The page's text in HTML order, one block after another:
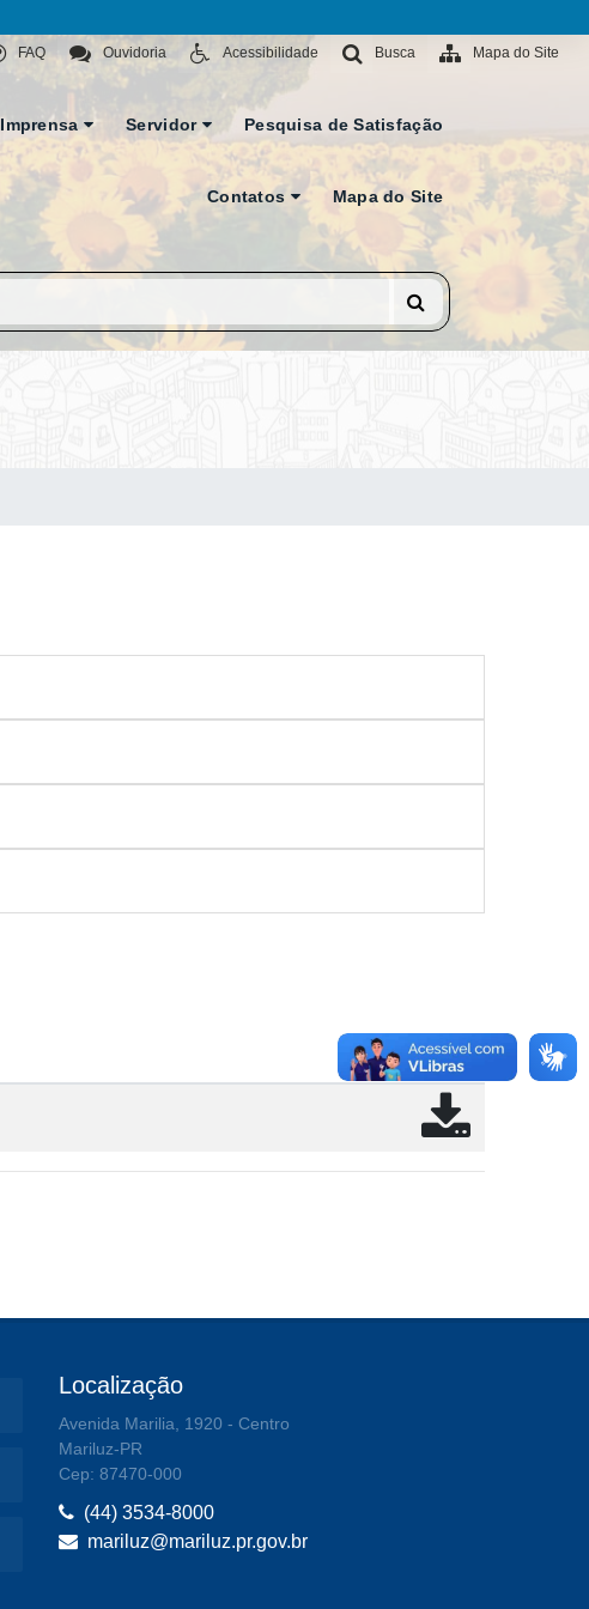
Mapa do Site
Busca
Acessibilidade
Ouvidoria
FAQ
Imprensa Servidor Pesquisa de Satisfação
Contatos Mapa do Site
Localização
Avenida Marilia, 1920 - Centro
Mariluz-PR
Cep: 87470-000
(44) 3534-8000
mariluz@mariluz.pr.gov.br